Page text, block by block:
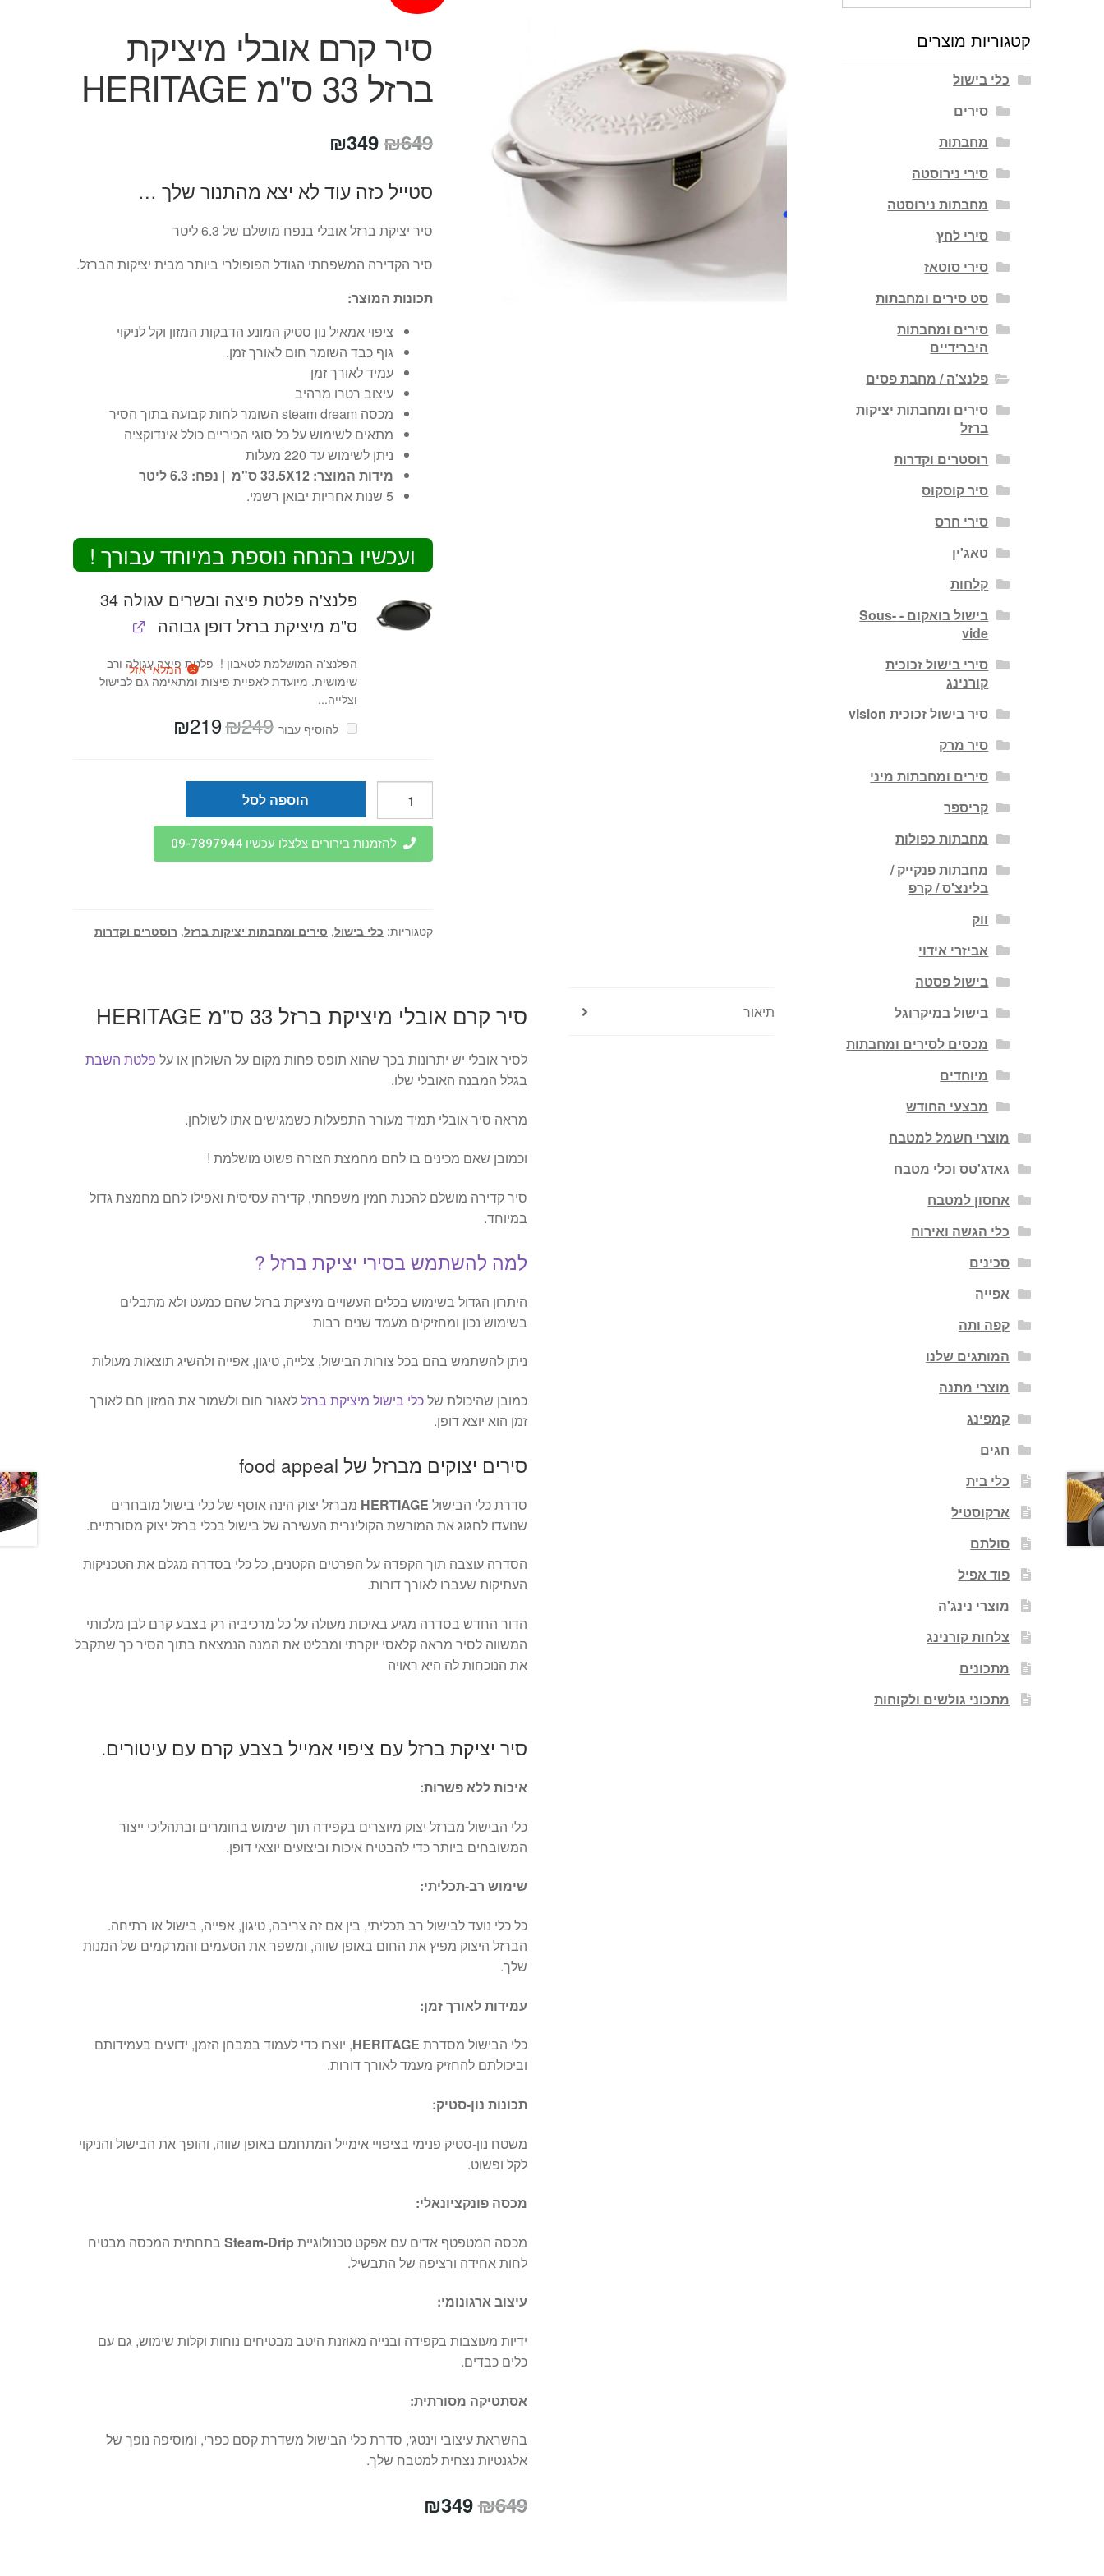
סיר קרם אובלי מיציקת
ברזל 33 ס"מ HERITAGE
₪649
המחיר
היה:
₪649.
₪349
הוא:
₪349.
סטייל כזה עוד לא יצא מהתנור שלך …
סיר יציקת ברזל אובלי בנפח מושלם של 6.3 ליטר
סיר הקדירה המשפחתי הגודל הפופולרי ביותר מבית יציקות הברזל.
תכונות המוצר:
ציפוי אמאיל נון סטיק המונע הדבקות המזון וקל לניקוי
גוף כבד השומר חום לאורך זמן.
עמיד לאורך זמן
עיצוב רטרו מרהיב
מכסה steam dream השומר לחות קבועה בתוך הסיר
מתאים לשימוש על כל סוגי הכיריים כולל אינדוקציה
ניתן לשימוש עד 220 מעלות
מידות המוצר: 33.5X12 ס"מ | נפח: 6.3 ליטר
5 שנות אחריות יבואן רשמי.
ועכשיו בהנחה נוספת במיוחד עבורך !
פלנצ'ה פלטת פיצה ובשרים עגולה 34
ס"מ מיציקת ברזל דופן גבוהה
הפלנצ'ה המושלמת לטאבון ! פלטת פיצה עגולה ורב
שימושית. מיועדת לאפיית פיצות ומתאימה גם לבישול
וצלייה...
להוסיף⁦⁩ עבור
₪249 המחיר
המקורי₪219
המלאי אזל
סיר
קרם
33
הוספה לסל
להזמנות בירורים צלצלו עכשיו 09-7897944
קטגוריות: כלי בישול, סירים ומחבתות יציקות ברזל, רוסטרים וקדרות
תיאור סיר קרם אובלי מיציקת ברזל 33 ס"מ HERITAGE
לסיר אובלי יש יתרונות בכך שהוא תופס פחות מקום על השולחן או על פלטת השבת
בגלל המבנה האובלי שלו.
מראה סיר אובלי תמיד מעורר התפעלות כשמגישים אתו לשולחן.
וכמובן שאם מכינים בו לחם מחמצת הצורה פשוט מושלמת !
סיר קדירה מושלם להכנת חמין משפחתי, קדירה עסיסית ואפילו לחם מחמצת גדול
במיוחד.
למה להשתמש בסירי יציקת ברזל ?
היתרון הגדול בשימוש בכלים העשויים מיציקת ברזל שהם כמעט ולא מתבלים
בשימוש נכון ומחזיקים מעמד שנים רבות
ניתן להשתמש בהם בכל צורות הבישול, צלייה, טיגון, אפייה ולהשיג תוצאות מעולות
כמובן שהיכולת שלכלי בישול מיציקת ברזללאגור חום ולשמור את המזון חם לאורך
זמן הוא יוצא דופן.
סירים יצוקים מברזל של food appeal
סדרת כלי הבישול HERTIAGE מברזל יצוק הינה אוסף של כלי בישול מובחרים
שנועדו לחגוג את המורשת הקולינרית העשירה של בישול בכלי ברזל יצוק מסורתיים.
הסדרה עוצבה תוך הקפדה על הפרטים הקטנים, כל כלי בסדרה מגלם את הטכניקות
העתיקות שעברו לאורך דורות.
הדור החדש בסדרה מגיע באיכות מעולה על כל מרכיביה רק בצבע קרם לבן מלכותי
המשווה לסיר מראה קלאסי יוקרתי ומבליט את המנה הנמצאת בתוך הסיר כך שתקבל
את הנוכחות לה היא ראויה
סיר יציקת ברזל עם ציפוי אמייל בצבע קרם עם עיטורים.
איכות ללא פשרות:
כלי הבישול מברזל יצוק מיוצרים בקפידה תוך שימוש בחומרים ובתהליכי ייצור
המשובחים ביותר כדי להבטיח איכות וביצועים יוצאי דופן.
שימוש רב-תכליתי:
כל כלי נועד לבישול רב תכליתי, בין אם זה צריבה, טיגון, אפייה, בישול או רתיחה.
הברזל היצוק מפיץ את החום באופן שווה, ומשפר את הטעמים והמרקמים של המנות
שלך.
עמידות לאורך זמן:
כלי הבישול מסדרת HERITAGE, יוצרו כדי לעמוד במבחן הזמן, ידועים בעמידותם
וביכולתם להחזיק מעמד לאורך דורות.
תכונות נון-סטיק:
משטח נון-סטיק פנימי בציפויי אימייל המתחמם באופן שווה, והופך את הבישול והניקוי
לקל ופשוט.
מכסה פונקציונאלי:
מכסה המטפטף אדים עם אפקט טכנולוגיית Steam-Drip בתחתית המכסה מבטיח
לחות אחידה ורציפה של התבשיל.
עיצוב ארגונומי:
ידיות מעוצבות בקפידה ובנייה מאוזנת היטב מבטיחים נוחות וקלות שימוש, גם עם
כלים כבדים.
אסתטיקה מסורתית:
בהשראת עיצובי וינטג', סדרת כלי הבישול משדרת קסם כפרי, ומוסיפה נופך של
אלגנטיות נצחית למטבח שלך.
₪649
המחיר
₪349
קטגוריות מוצרים
כלי בישול
סירים
מחבתות
סירי נירוסטה
מחבתות נירוסטה
סירי לחץ
סירי סוטאז
סט סירים ומחבתות
סירים ומחבתות
היברידיים
פלנצ'ה / מחבת פסים
סירים ומחבתות יציקות
ברזל
רוסטרים וקדרות
סיר קוסקוס
סירי חרס
טאג'ין
קלחות
בישול בואקום - Sous-
vide
סירי בישול זכוכית
קורנינג
סיר בישול זכוכית vision
סיר מרק
סירים ומחבתות מיני
קריספר
מחבתות כפולות
מחבתות פנקייק /
בלינצ'ס / קרפ
ווק
אביזרי אידוי
בישול פסטה
בישול במיקרוגל
מכסים לסירים ומחבתות
מיוחדים
מבצעי החודש
מוצרי חשמל למטבח
גאדג'טס וכלי מטבח
אחסון למטבח
כלי הגשה ואירוח
סכינים
אפייה
קפה ותה
המותגים שלנו
מוצרי מתנה
קמפינג
חגים
כלי בית
ארקוסטיל
סולתם
פוד אפיל
מוצרי נינג'ה
צלחות קורנינג
מתכונים
מתכוני גולשים ולקוחות